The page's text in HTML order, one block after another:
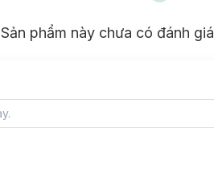
Sản phẩm này chưa có đánh giá